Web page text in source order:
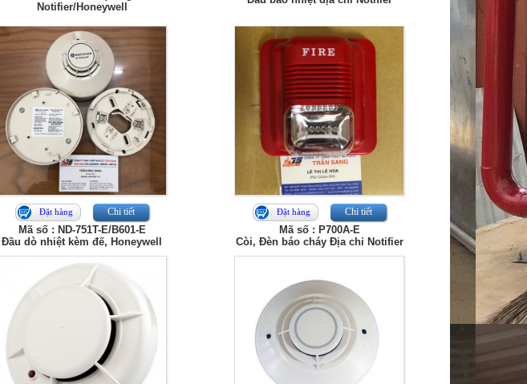
Notifier/Honeywell
Đặt hàng Chi tiết
Mã số : ND-751T-E/B601-E
Đầu dò nhiệt kèm đế, Honeywell
Đặt hàng Chi tiết
Mã số : P700A-E
Còi, Đèn báo cháy Địa chỉ Notifier